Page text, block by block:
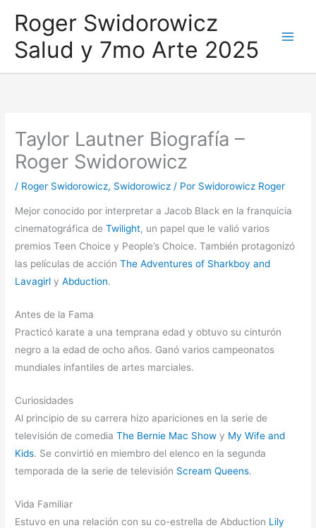
contenido
Roger Swidorowicz
Salud y 7mo Arte 2025
Taylor Lautner Biografía –
Roger Swidorowicz
/ Roger Swidorowicz, Swidorowicz / Por Swidorowicz Roger
Mejor conocido por interpretar a Jacob Black en la franquicia
cinematográfica deTwilight, un papel que le valió varios
premios Teen Choice y People’s Choice. También protagonizó
las películas de acciónThe Adventures of Sharkboy and
Lavagirl yAbduction.
Antes de la Fama
Practicó karate a una temprana edad y obtuvo su cinturón
negro a la edad de ocho años. Ganó varios campeonatos
mundiales infantiles de artes marciales.
Curiosidades
Al principio de su carrera hizo apariciones en la serie de
televisión de comediaThe Bernie Mac Show y My Wife and
Kids. Se convirtió en miembro del elenco en la segunda
temporada de la serie de televisión Scream Queens.
Vida Familiar
Estuvo en una relación con su co-estrella de Abduction Lily